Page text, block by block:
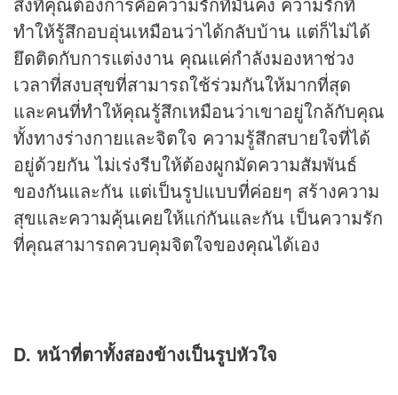
ทำให้รู้สึกอบอุ่นเหมือนว่าได้กลับบ้าน แต่ก็ไม่ได้
ยึดติดกับการแต่งงาน คุณแค่กำลังมองหาช่วง
เวลาที่สงบสุขที่สามารถใช้ร่วมกันให้มากที่สุด
และคนที่ทำให้คุณรู้สึกเหมือนว่าเขาอยู่ใกล้กับคุณ
ทั้งทางร่างกายและจิตใจ ความรู้สึกสบายใจที่ได้
อยู่ด้วยกัน ไม่เร่งรีบให้ต้องผูกมัดความสัมพันธ์
ของกันและกัน แต่เป็นรูปแบบที่ค่อยๆ สร้างความ
สุขและความคุ้นเคยให้แก่กันและกัน เป็นความรัก
ที่คุณสามารถควบคุมจิตใจของคุณได้เอง
D. หน้าที่ตาทั้งสองข้างเป็นรูปหัวใจ